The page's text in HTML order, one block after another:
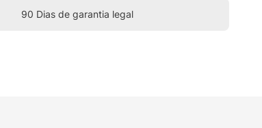
90 Dias de garantia legal